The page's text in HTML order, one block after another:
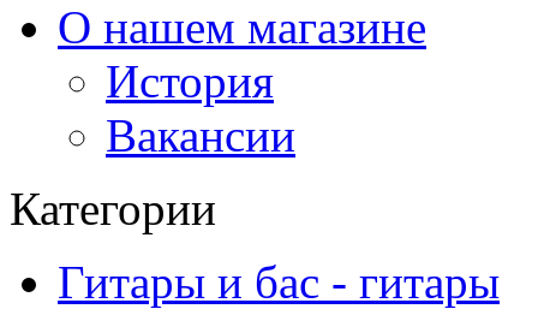
О нашем магазине
История
Вакансии
Категории
Гитары и бас - гитары